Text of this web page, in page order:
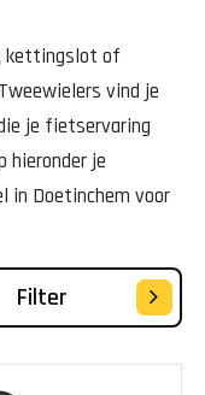
kettingslot of
vind je
je fietservaring
hieronder je
in Doetinchem voor
Filter